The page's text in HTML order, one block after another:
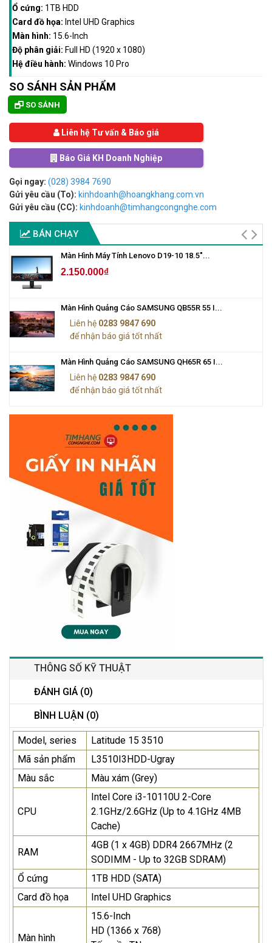
Ổ cứng: 1TB HDD
Card đồ họa: Intel UHD Graphics
Màn hình: 15.6-Inch
Độ phân giải: Full HD (1920 x 1080)
Hệ điều hành: Windows 10 Pro
SO SÁNH SẢN PHẨM
SO SÁNH
Liên hệ Tư vấn & Báo giá
Báo Giá KH Doanh Nghiệp
Gọi ngay: (028) 3984 7690
Gửi yêu cầu (To): kinhdoanh@hoangkhang.com.vn
Gửi yêu cầu (CC): kinhdoanh@timhangcongnghe.com
BÁN CHẠY
Màn Hình Máy Tính Lenovo D19-10 18.5"...
2.150.000₫
Màn Hình Quảng Cáo SAMSUNG QB55R 55 I...
Liên hệ 0283 9847 690
để nhận báo giá tốt nhất
Màn Hình Quảng Cáo SAMSUNG QH65R 65 I...
Liên hệ 0283 9847 690
để nhận báo giá tốt nhất
THÔNG SỐ KỸ THUẬT
ĐÁNH GIÁ (0)
BÌNH LUẬN (0)
Model, series
Latitude 15 3510
Mã sản phẩm
L3510I3HDD-Ugray
Màu sắc
Màu xám (Grey)
CPU
Intel Core i3-10110U 2-Core
2.1GHz/2.6GHz (Up to 4.1GHz 4MB
Cache)
RAM
4GB (1 x 4GB) DDR4 2667MHz (2
SODIMM - Up to 32GB SDRAM)
Ổ cứng
1TB HDD (SATA)
Card đồ họa
Intel UHD Graphics
Màn hình
15.6-Inch
HD (1366 x 768)